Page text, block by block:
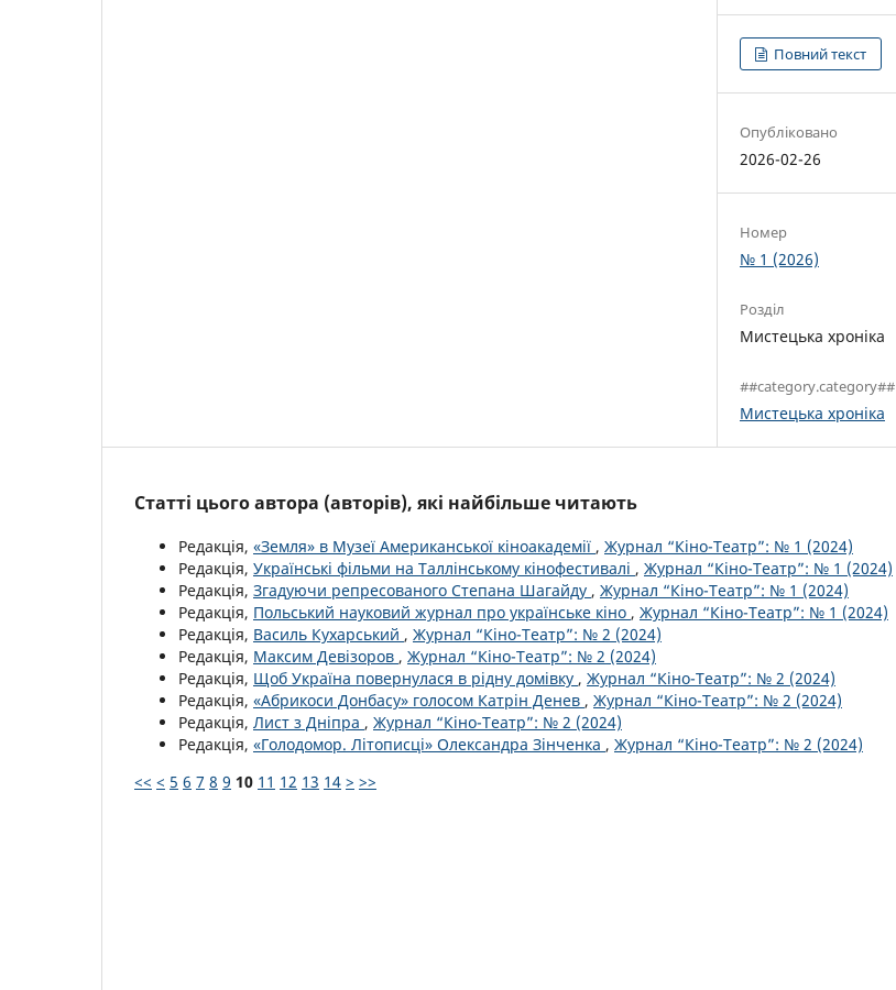
Повний текст
Опубліковано
2026-02-26
Номер
№ 1 (2026)
Розділ
Мистецька хроніка
##category.category##
Мистецька хроніка
Статті цього автора (авторів), які найбільше читають
Редакція, «Земля» в Музеї Американської кіноакадемії , Журнал “Кіно-Театр”: № 1 (2024)
Редакція, Українські фільми на Таллінському кінофестивалі , Журнал “Кіно-Театр”: № 1 (2024)
Редакція, Згадуючи репресованого Степана Шагайду , Журнал “Кіно-Театр”: № 1 (2024)
Редакція, Польський науковий журнал про українське кіно , Журнал “Кіно-Театр”: № 1 (2024)
Редакція, Василь Кухарський , Журнал “Кіно-Театр”: № 2 (2024)
Редакція, Максим Девізоров , Журнал “Кіно-Театр”: № 2 (2024)
Редакція, Щоб Україна повернулася в рідну домівку , Журнал “Кіно-Театр”: № 2 (2024)
Редакція, «Абрикоси Донбасу» голосом Катрін Денев , Журнал “Кіно-Театр”: № 2 (2024)
Редакція, Лист з Дніпра , Журнал “Кіно-Театр”: № 2 (2024)
Редакція, «Голодомор. Літописці» Олександра Зінченка , Журнал “Кіно-Театр”: № 2 (2024)
<< < 5 6 7 8 9 10 11 12 13 14 > >>